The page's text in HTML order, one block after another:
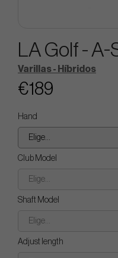
LA Golf - A-
Varillas - Híbridos
€189
Hand
Elige...
Club Model
Elige...
Shaft Model
Elige...
Adjust length